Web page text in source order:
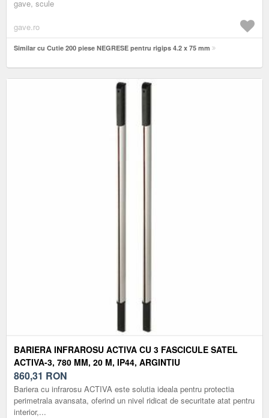
gave, scule
gave.ro
Similar cu Cutie 200 piese NEGRESE pentru rigips 4.2 x 75 mm
BARIERA INFRAROSU ACTIVA CU 3 FASCICULE SATEL
ACTIVA-3, 780 MM, 20 M, IP44, ARGINTIU
860,31 RON
Bariera cu infrarosu ACTIVA este solutia ideala pentru protectia
perimetrala avansata, oferind un nivel ridicat de securitate atat pentru
interior,...